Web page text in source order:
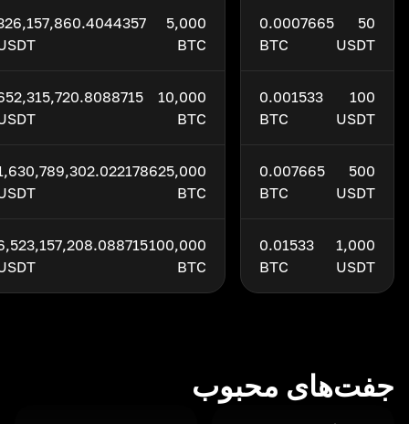
50
USDT
0.0007665
BTC
100
USDT
0.001533
BTC
500
USDT
0.007665
BTC
1,000
USDT
0.01533
BTC
5,000
BTC
10,000
BTC
25,000
BTC
100,000
BTC
جفت‌های محبوب